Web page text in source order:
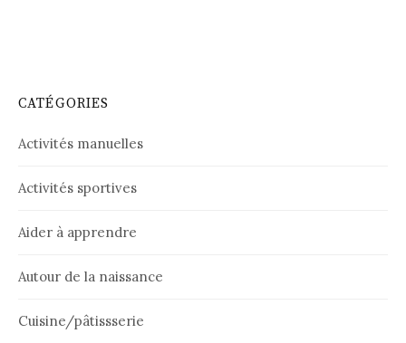
CATÉGORIES
Activités manuelles
Activités sportives
Aider à apprendre
Autour de la naissance
Cuisine/pâtissserie